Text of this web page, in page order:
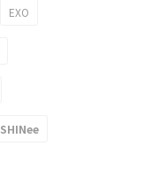
EXO
SHINee